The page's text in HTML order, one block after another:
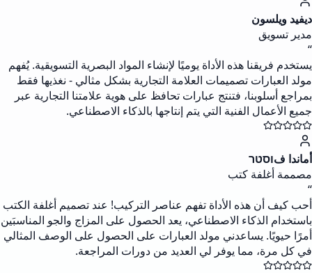
ديفيد ويلسون
مدير تسويق
“
يستخدم فريقنا هذه الأداة يوميًا لإنشاء المواد البصرية التسويقية. يُفهم
مولد العبارات تصميمات العلامة التجارية بشكل مثالي - نغذيها فقط
بمراجع أسلوبنا، فتنتج عبارات تحافظ على هوية علامتنا التجارية عبر
جميع الأعمال الفنية التي يتم إنتاجها بالذكاء الاصطناعي.
أماندا فוסטר
مصممة أغلفة كتب
“
أحب كيف أن هذه الأداة تفهم عناصر التركيب! عند تصميم أغلفة الكتب
باستخدام الذكاء الاصطناعي، يعد الحصول على المزاج والجو المناسبَين
أمرًا حيويًا. يساعدني مولد العبارات على الحصول على الوصف المثالي
في كل مرة، مما يوفر لي العديد من دورات المراجعة.